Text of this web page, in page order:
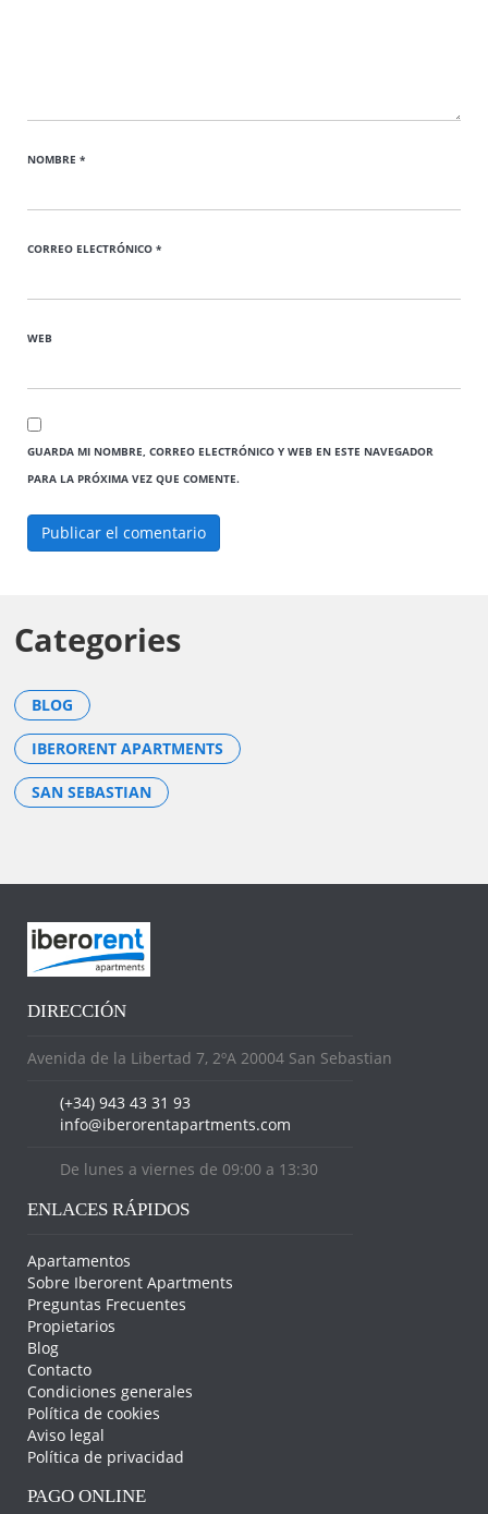
NOMBRE *
CORREO ELECTRÓNICO *
WEB
GUARDA MI NOMBRE, CORREO ELECTRÓNICO Y WEB EN ESTE NAVEGADOR
PARA LA PRÓXIMA VEZ QUE COMENTE.
Categories
BLOG
IBERORENT APARTMENTS
SAN SEBASTIAN
DIRECCIÓN
Avenida de la Libertad 7, 2ºA 20004 San Sebastian
(+34) 943 43 31 93
info@iberorentapartments.com
De lunes a viernes de 09:00 a 13:30
ENLACES RÁPIDOS
Apartamentos
Sobre Iberorent Apartments
Preguntas Frecuentes
Propietarios
Blog
Contacto
Condiciones generales
Política de cookies
Aviso legal
Política de privacidad
PAGO ONLINE